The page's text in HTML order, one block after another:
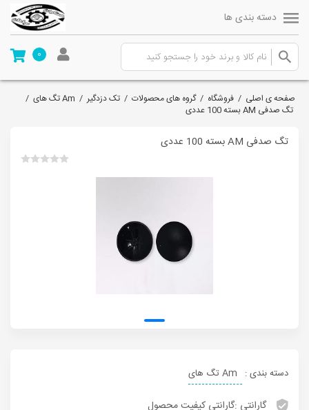
دسته بندی ها
0
صفحه ی اصلی / فروشگاه /گروه های محصولات / تک دزدگیر/ Am تگ های
/
تگ صدفی AM بسته 100 عددی
تگ صدفی AM بسته 100 عددی
دسته بندی : Am تگ های
گارانتی :گارانتی کیفیت محصول